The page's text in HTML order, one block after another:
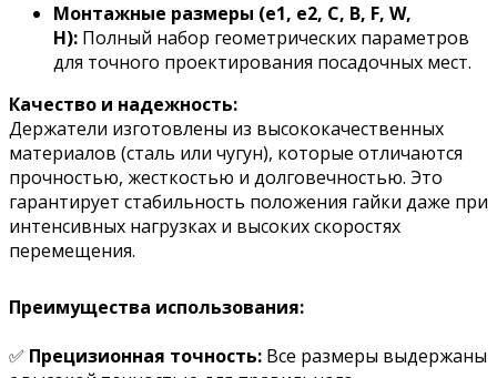
Монтажные размеры (e1, e2, C, B, F, W,
H): Полный набор геометрических параметров
для точного проектирования посадочных мест.
Качество и надежность:
Держатели изготовлены из высококачественных
материалов (сталь или чугун), которые отличаются
прочностью, жесткостью и долговечностью. Это
гарантирует стабильность положения гайки даже при
интенсивных нагрузках и высоких скоростях
перемещения.
Преимущества использования:
✅ Прецизионная точность: Все размеры выдержаны